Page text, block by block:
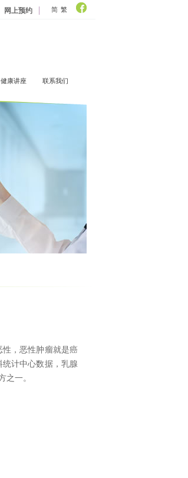
网上预约 简 繁
健康讲座 联系我们
，恶性肿瘤就是癌
计中心数据，乳腺
一。